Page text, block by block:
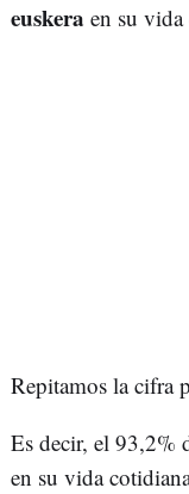
euskera en su
Repitamos la cifra
Es decir, el 93,2%
en su vida